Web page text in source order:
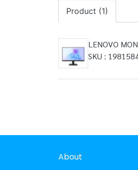
Product (1)
LENOVO
SKU :
About